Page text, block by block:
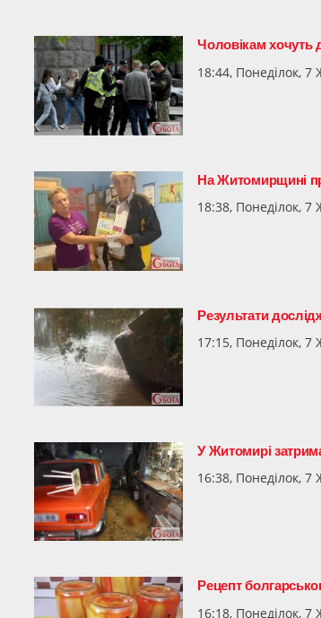
Чоловікам хочуть
18:44, Понеділок, 7
На Житомирщині
18:38, Понеділок, 7
Результати
17:15, Понеділок, 7
У Житомирі
16:38, Понеділок, 7
Рецепт
16:18, Понеділок, 7